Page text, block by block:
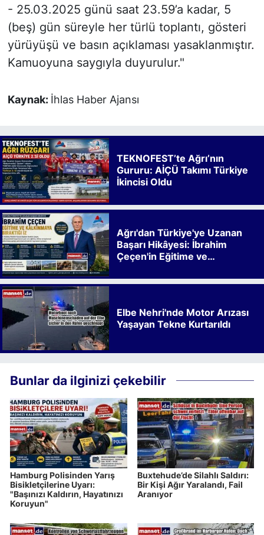
- 25.03.2025 günü saat 23.59’a kadar, 5
(beş) gün süreyle her türlü toplantı, gösteri
yürüyüşü ve basın açıklaması yasaklanmıştır.
Kamuoyuna saygıyla duyurulur."
Kaynak: İhlas Haber Ajansı
TEKNOFEST’te Ağrı’nın
Gururu: AİÇÜ Takımı Türkiye
İkincisi Oldu
Ağrı'dan Türkiye'ye Uzanan
Başarı Hikâyesi: İbrahim
Çeçen'in Eğitime ve
Elbe Nehri'nde Motor Arızası
Yaşayan Tekne Kurtarıldı
Bunlar da ilginizi çekebilir
Hamburg Polisinden Yarış
Bisikletçilerine Uyarı:
"Başınızı Kaldırın, Hayatınızı
Koruyun"
Buxtehude’de Silahlı Saldırı:
Bir Kişi Ağır Yaralandı, Fail
Aranıyor